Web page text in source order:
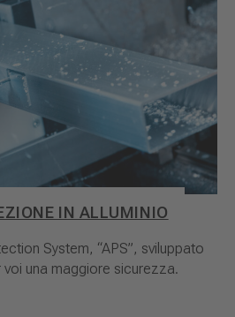
IN ALLUMINIO
System, “APS”, sviluppato
una maggiore sicurezza.